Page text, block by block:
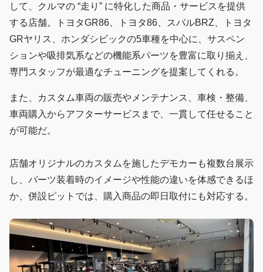
して、クルマの “走り” に特化した商品・サービスを提供
する店舗。トヨタGR86、トヨタ86、スバルBRZ、トヨタ
GRヤリス、ホンダシビックの5車種を中心に、サスペン
ションや吸排気系などの機能系パーツを豊富に取り揃え、
専門スタッフが最適なチューニングを提案してくれる。
また、カスタム車両の販売やメンテナンス、車検・整備、
車両購入からアフターサービスまで、一貫して任せること
が可能だ。
店舗オリジナルのカスタムを施したデモカーも複数台展示
し、パーツ装着時のイメージや性能の違いを体感できるほ
か、併設ピットでは、購入商品の即日取付にも対応する。